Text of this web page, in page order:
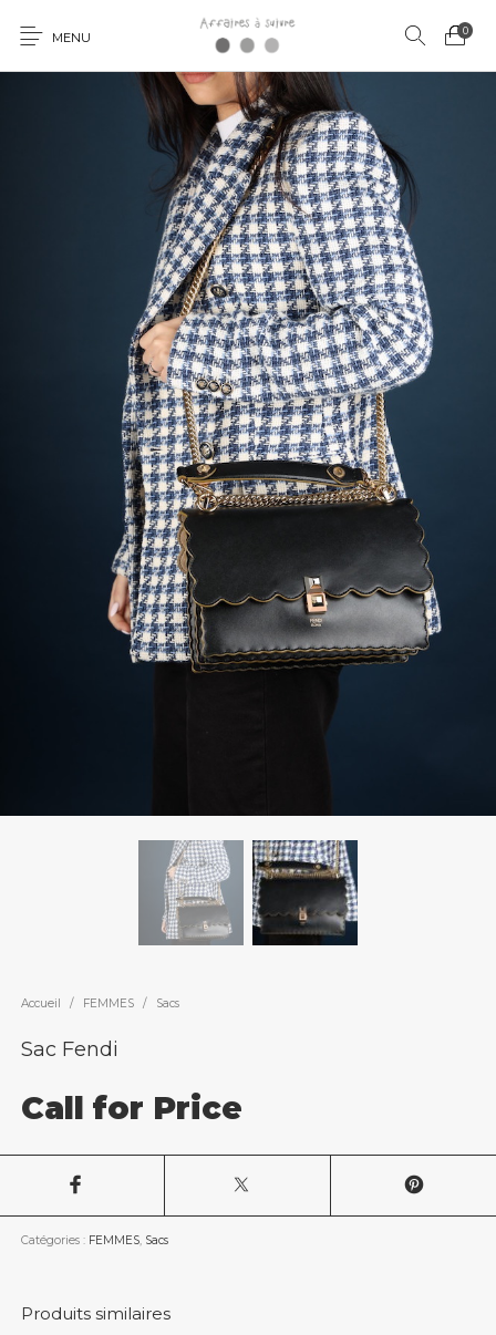
MENU 0
Accueil / FEMMES / Sacs
Sac Fendi
Call for Price
Catégories : FEMMES, Sacs
Produits similaires